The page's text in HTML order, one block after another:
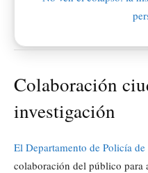
Colaboración
investigación
El Departamento de Policía de
colaboración del público para